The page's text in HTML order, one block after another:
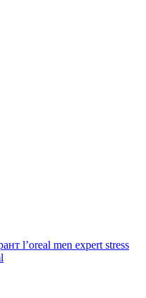
l’oreal men expert stress